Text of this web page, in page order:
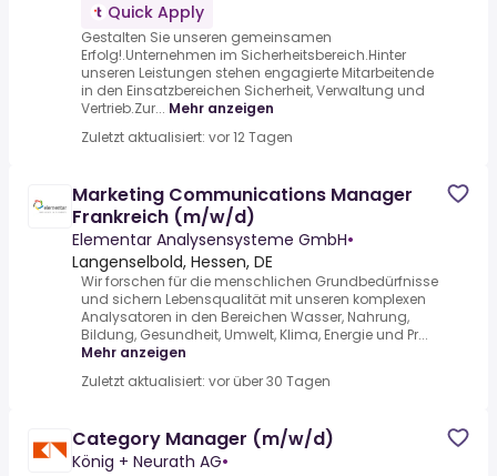
Quick Apply
Gestalten Sie unseren gemeinsamen
Erfolg!.Unternehmen im Sicherheitsbereich.Hinter
unseren Leistungen stehen engagierte Mitarbeitende
in den Einsatzbereichen Sicherheit, Verwaltung und
Vertrieb.Zur... Mehr anzeigen
Zuletzt aktualisiert: vor 12 Tagen
Marketing Communications Manager
Frankreich (m/w/d)
Elementar Analysensysteme GmbH•
Langenselbold, Hessen, DE
Wir forschen für die menschlichen Grundbedürfnisse
und sichern Lebensqualität mit unseren komplexen
Analysatoren in den Bereichen Wasser, Nahrung,
Bildung, Gesundheit, Umwelt, Klima, Energie und Pr...
Mehr anzeigen
Zuletzt aktualisiert: vor über 30 Tagen
Category Manager (m/w/d)
König + Neurath AG•